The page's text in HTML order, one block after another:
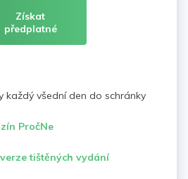
Získat
předplatné
každý všední den do schránky
PročNe
tištěných vydání